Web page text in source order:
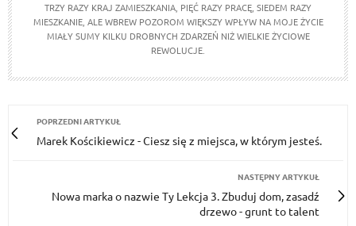
TRZY RAZY KRAJ ZAMIESZKANIA, PIĘĆ RAZY PRACĘ, SIEDEM RAZY
MIESZKANIE, ALE WBREW POZOROM WIĘKSZY WPŁYW NA MOJE ŻYCIE
MIAŁY SUMY KILKU DROBNYCH ZDARZEŃ NIŻ WIELKIE ŻYCIOWE
REWOLUCJE.
POPRZEDNI ARTYKUŁ
Marek Kościkiewicz - Ciesz się z miejsca, w którym jesteś.
NASTĘPNY ARTYKUŁ
Nowa marka o nazwie Ty Lekcja 3. Zbuduj dom, zasadź
drzewo - grunt to talent